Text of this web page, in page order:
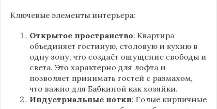
Ключевые элементы интерьера:
Открытое пространство: Квартира
объединяет гостиную, столовую и кухню в
одну зону, что создаёт ощущение свободы и
света. Это характерно для лофта и
позволяет принимать гостей с размахом,
что важно для Бабкиной как хозяйки.
Индустриальные нотки: Голые кирпичные